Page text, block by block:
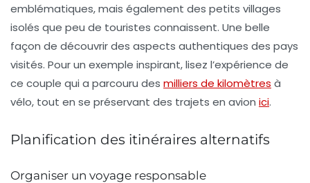
emblématiques, mais également des petits villages
isolés que peu de touristes connaissent. Une belle
façon de découvrir des aspects authentiques des pays
visités. Pour un exemple inspirant, lisez l’expérience de
ce couple qui a parcouru des milliers de kilomètres à
vélo, tout en se préservant des trajets en avion ici.
Planification des itinéraires alternatifs
Organiser un voyage responsable